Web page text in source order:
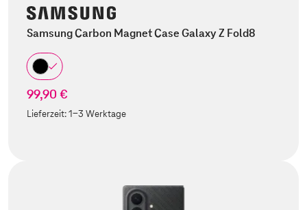
Samsung Carbon Magnet Case Galaxy Z Fold8
99,90 €
Lieferzeit:1-3 Werktage